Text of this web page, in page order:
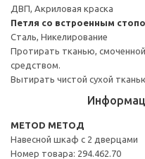
ДВП, Акриловая краска
Петля со встроенным
Сталь, Никелирование
Протирать тканью,
средством.
Вытирать чистой сухой
METOD МЕТОД
Навесной шкаф с 2 дверцами
Номер товара: 294.462.70